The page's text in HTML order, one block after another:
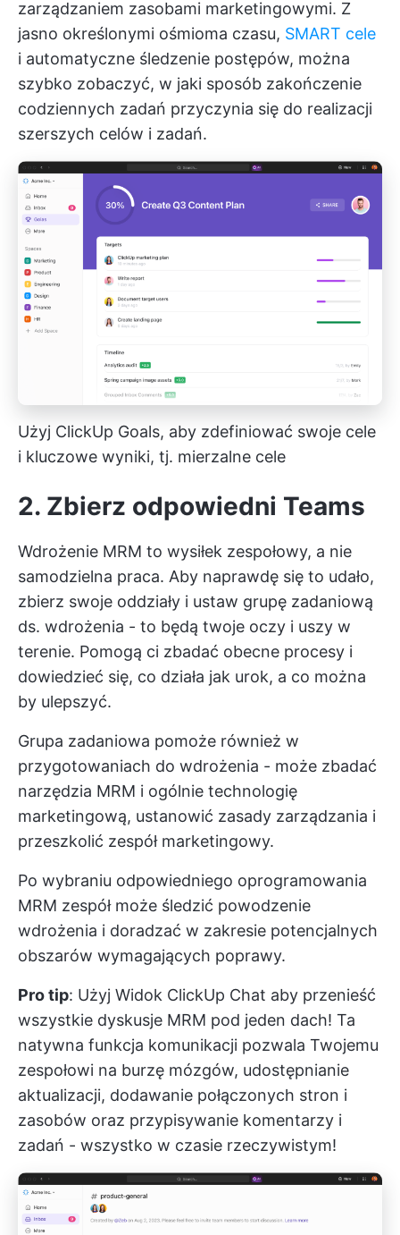
zarządzaniem zasobami marketingowymi. Z
jasno określonymi ośmioma czasu, SMART cele
i automatyczne śledzenie postępów, można
szybko zobaczyć, w jaki sposób zakończenie
codziennych zadań przyczynia się do realizacji
szerszych celów i zadań.
Użyj ClickUp Goals, aby zdefiniować swoje cele
i kluczowe wyniki, tj. mierzalne cele
2. Zbierz odpowiedni Teams
Wdrożenie MRM to wysiłek zespołowy, a nie
samodzielna praca. Aby naprawdę się to udało,
zbierz swoje oddziały i ustaw grupę zadaniową
ds. wdrożenia - to będą twoje oczy i uszy w
terenie. Pomogą ci zbadać obecne procesy i
dowiedzieć się, co działa jak urok, a co można
by ulepszyć.
Grupa zadaniowa pomoże również w
przygotowaniach do wdrożenia - może zbadać
narzędzia MRM i ogólnie technologię
marketingową, ustanowić zasady zarządzania i
przeszkolić zespół marketingowy.
Po wybraniu odpowiedniego oprogramowania
MRM zespół może śledzić powodzenie
wdrożenia i doradzać w zakresie potencjalnych
obszarów wymagających poprawy.
Pro tip: Użyj Widok ClickUp Chat aby przenieść
wszystkie dyskusje MRM pod jeden dach! Ta
natywna funkcja komunikacji pozwala Twojemu
zespołowi na burzę mózgów, udostępnianie
aktualizacji, dodawanie połączonych stron i
zasobów oraz przypisywanie komentarzy i
zadań - wszystko w czasie rzeczywistym!